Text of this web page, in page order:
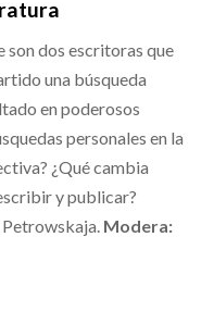
son dos escritoras que
una búsqueda
en poderosos
personales en la
¿Qué cambia
y publicar?
Modera: